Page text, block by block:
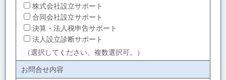
株式会社設立サポート
合同会社設立サポート
決算・法人税申告サポート
法人設立診断サポート
（選択してください。複数選択可。）
お問合せ内容